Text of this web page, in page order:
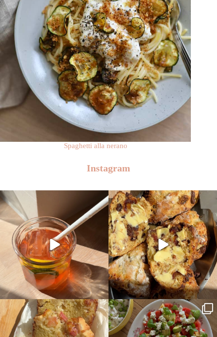
Spaghetti alla nerano
Instagram